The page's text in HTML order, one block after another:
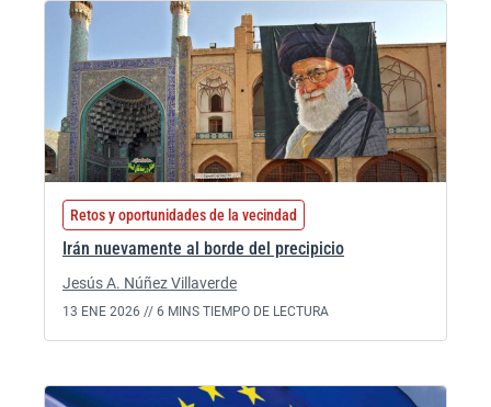
Retos y oportunidades de la vecindad
Irán nuevamente al borde del precipicio
Jesús A. Núñez Villaverde
13 ENE 2026 // 6 MINS TIEMPO DE LECTURA